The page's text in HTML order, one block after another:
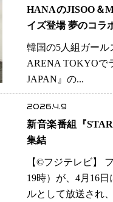
HANAのJISOO＆
イズ登場 夢のコラ
韓国の5人組ガー
ARENA TOKYOで
JAPAN』の...
2026.4.9
新音楽番組『
集結
【©️フジテレビ】
19時）が、4月16
ルとして放送され